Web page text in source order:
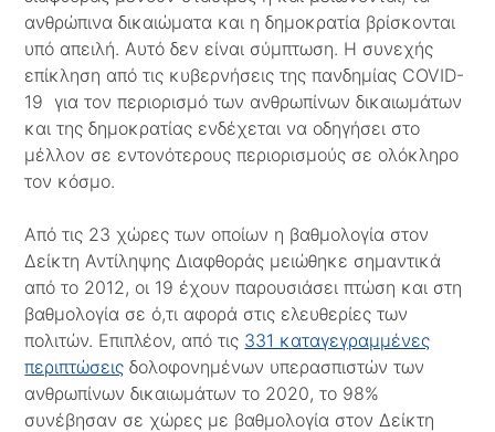
ανθρώπινα δικαιώματα και η δημοκρατία βρίσκονται
υπό απειλή. Αυτό δεν είναι σύμπτωση. Η συνεχής
επίκληση από τις κυβερνήσεις της πανδημίας COVID-
19 για τον περιορισμό των ανθρωπίνων δικαιωμάτων
και της δημοκρατίας ενδέχεται να οδηγήσει στο
μέλλον σε εντονότερους περιορισμούς σε ολόκληρο
τον κόσμο.
Από τις 23 χώρες των οποίων η βαθμολογία στον
Δείκτη Αντίληψης Διαφθοράς μειώθηκε σημαντικά
από το 2012, οι 19 έχουν παρουσιάσει πτώση και στη
βαθμολογία σε ό,τι αφορά στις ελευθερίες των
πολιτών. Επιπλέον, από τις 331 καταγεγραμμένες
περιπτώσεις δολοφονημένων υπερασπιστών των
ανθρωπίνων δικαιωμάτων το 2020, το 98%
συνέβησαν σε χώρες με βαθμολογία στον Δείκτη